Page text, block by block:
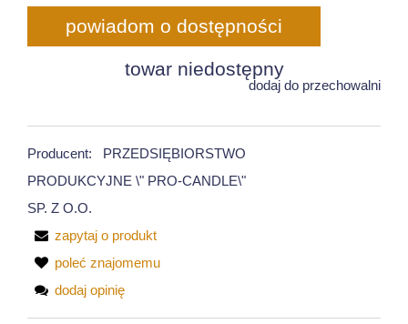
powiadom o dostępności
towar niedostępny
dodaj do przechowalni
Producent:
PRZEDSIĘBIORSTWO
PRODUKCYJNE \" PRO-CANDLE\"
SP. Z O.O.
zapytaj o produkt
poleć znajomemu
dodaj opinię